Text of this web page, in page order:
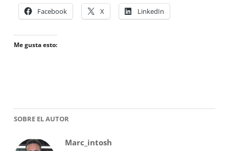
Facebook X LinkedIn
Me gusta esto:
SOBRE EL AUTOR
Marc_intosh